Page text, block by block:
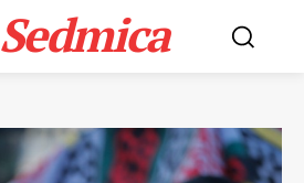
Sedmica